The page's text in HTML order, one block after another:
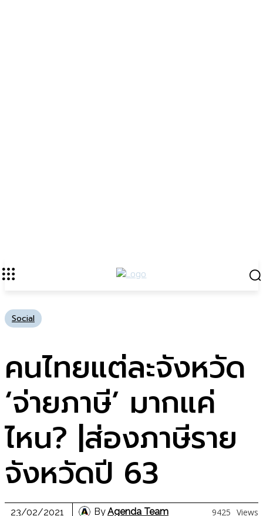
Social
คนไทยแต่ละจังหวัด
‘จ่ายภาษี’ มากแค่
ไหน? |ส่องภาษีราย
จังหวัดปี 63
23/02/2021 ByAgenda Team 9425 Views